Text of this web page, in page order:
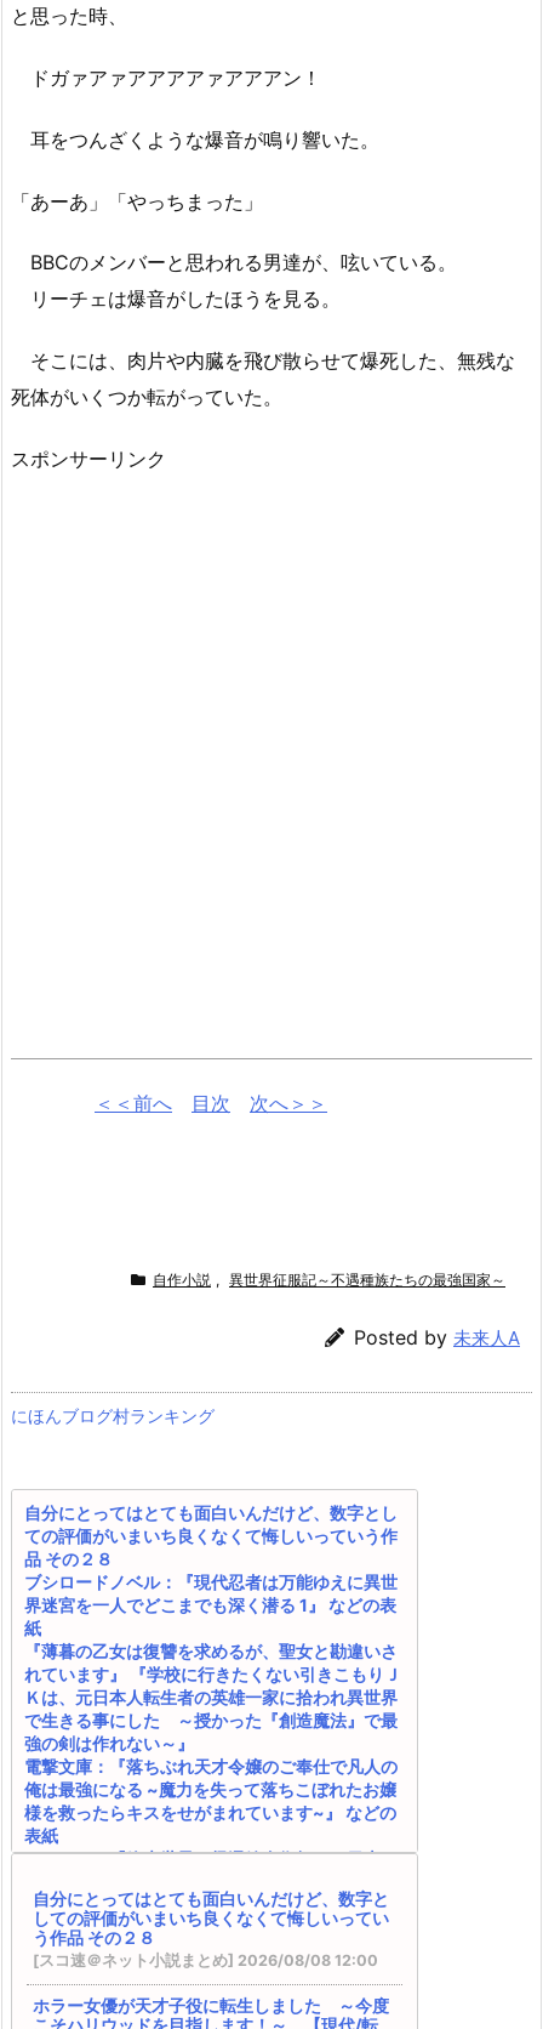
と思った時、
ドガァアァアアアアァアアアン！
耳をつんざくような爆音が鳴り響いた。
「あーあ」「やっちまった」
BBCのメンバーと思われる男達が、呟いている。
リーチェは爆音がしたほうを見る。
そこには、肉片や内臓を飛び散らせて爆死した、無残な
死体がいくつか転がっていた。
スポンサーリンク
＜＜前へ 目次 次へ＞＞
自作小説 , 異世界征服記～不遇種族たちの最強国家～
Posted by 未来人A
にほんブログ村ランキング
自分にとってはとても面白いんだけど、数字とし
ての評価がいまいち良くなくて悔しいっていう作
品 その２８
ブシロードノベル：『現代忍者は万能ゆえに異世
界迷宮を一人でどこまでも深く潜る 1』 などの表
紙
『薄暮の乙女は復讐を求めるが、聖女と勘違いさ
れています』 『学校に行きたくない引きこもりＪ
Ｋは、元日本人転生者の英雄一家に拾われ異世界
で生きる事にした ～授かった『創造魔法』で最
強の剣は作れない～』
電撃文庫：『落ちぶれ天才令嬢のご奉仕で凡人の
俺は最強になる ~魔力を失って落ちこぼれたお嬢
様を救ったらキスをせがまれています~』 などの
表紙
カクヨム：『終末世界の帰還錬金術師 ～日本に
世界で勇者になれなかった俺達はスルーして適当
に生きたいと思います～』 書籍化決定！
SQEXノベル：『天才魔法オタクが追放されて辺
境領主になったら、こうなりました! 1』 などの表
紙
完結済みのおすすめ作品 その１２
自分にとってはとても面白いんだけど、数字と
しての評価がいまいち良くなくて悔しいってい
う作品 その２８
[スコ速＠ネット小説まとめ] 2026/08/08 12:00
ホラー女優が天才子役に転生しました ～今度